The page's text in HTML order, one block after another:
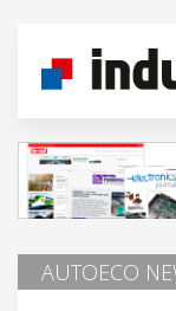
AUTOECO